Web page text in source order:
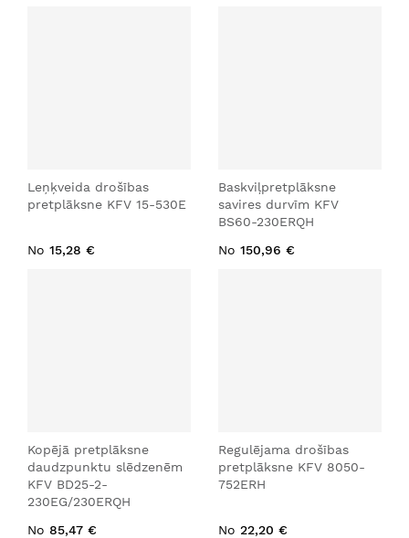
Leņķveida drošības
pretplāksne KFV 15-530E
No 15,28 €
Baskviļpretplāksne
savires durvīm KFV
BS60-230ERQH
No 150,96 €
Kopējā pretplāksne
daudzpunktu slēdzenēm
KFV BD25-2-
230EG/230ERQH
No 85,47 €
Regulējama drošības
pretplāksne KFV 8050-
752ERH
No 22,20 €